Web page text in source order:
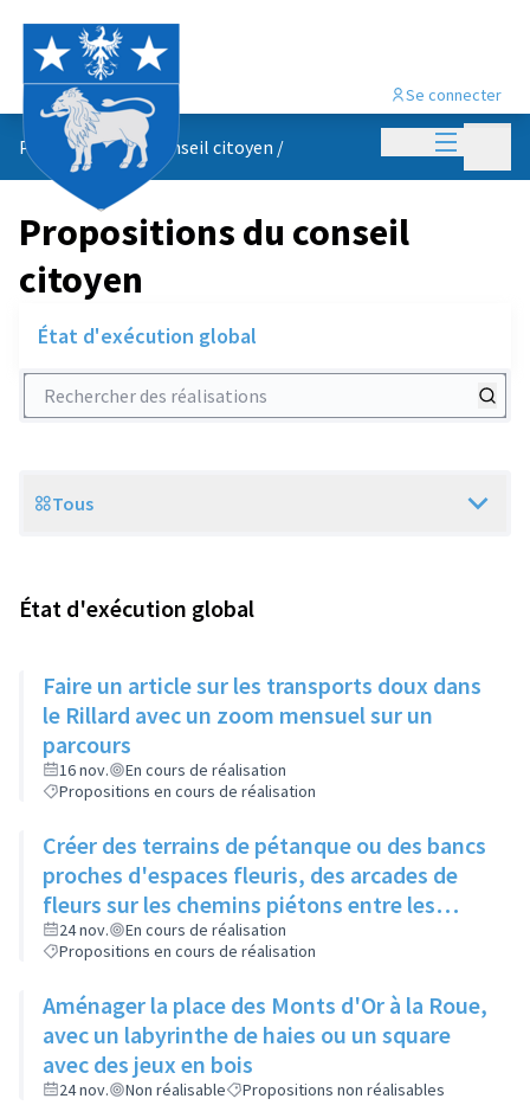
Menu
Se connecter
Propositions du conseil citoyen /
Propositions du conseil
citoyen
État d'exécution global
Rechercher des réalisations
Scope
Tous
État d'exécution global
Faire un article sur les transports doux dans
le Rillard avec un zoom mensuel sur un
parcours
16 nov.
En cours de réalisation
Propositions en cours de réalisation
Créer des terrains de pétanque ou des bancs
proches d'espaces fleuris, des arcades de
fleurs sur les chemins piétons entre les
immeubles
24 nov.
En cours de réalisation
Propositions en cours de réalisation
Aménager la place des Monts d'Or à la Roue,
avec un labyrinthe de haies ou un square
avec des jeux en bois
24 nov. Non réalisable Propositions non réalisables